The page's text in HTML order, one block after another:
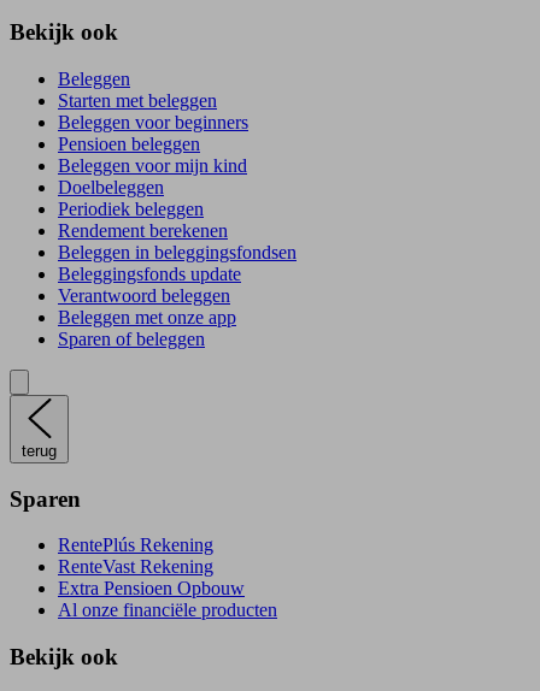
Bekijk ook
Beleggen
Starten met beleggen
Beleggen voor beginners
Pensioen beleggen
Beleggen voor mijn kind
Doelbeleggen
Periodiek beleggen
Rendement berekenen
Beleggen in beleggingsfondsen
Beleggingsfonds update
Verantwoord beleggen
Beleggen met onze app
Sparen of beleggen
terug
Sparen
RentePlús Rekening
RenteVast Rekening
Extra Pensioen Opbouw
Al onze financiële producten
Bekijk ook